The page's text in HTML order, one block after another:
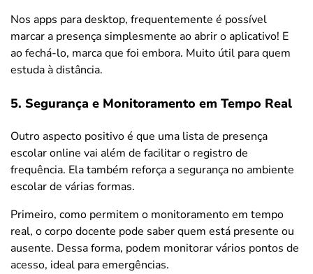
Nos apps para desktop, frequentemente é possível
marcar a presença simplesmente ao abrir o aplicativo! E
ao fechá-lo, marca que foi embora. Muito útil para quem
estuda à distância.
5. Segurança e Monitoramento em Tempo Real
Outro aspecto positivo é que uma lista de presença
escolar online vai além de facilitar o registro de
frequência. Ela também reforça a segurança no ambiente
escolar de várias formas.
Primeiro, como permitem o monitoramento em tempo
real, o corpo docente pode saber quem está presente ou
ausente. Dessa forma, podem monitorar vários pontos de
acesso, ideal para emergências.